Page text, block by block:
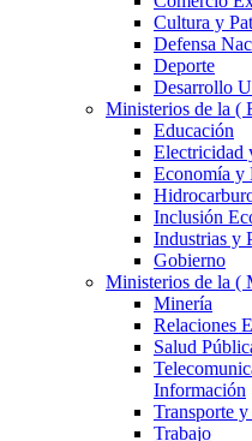
Cultura y
Defensa
Deporte
Desarrollo
Ministerios de la (
Educación
Electricidad
Economía y
Inclusión
Industrias y
Gobierno
Ministerios de la (
Minería
Relaciones
Salud
Información
Transporte
Trabajo